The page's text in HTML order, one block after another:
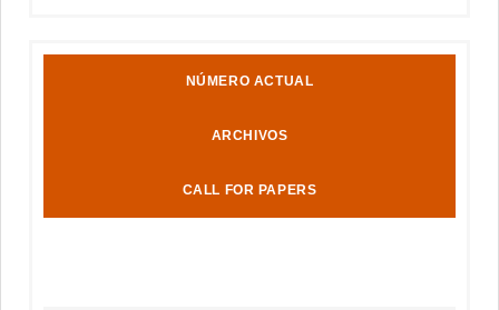
NÚMERO ACTUAL
ARCHIVOS
CALL FOR PAPERS